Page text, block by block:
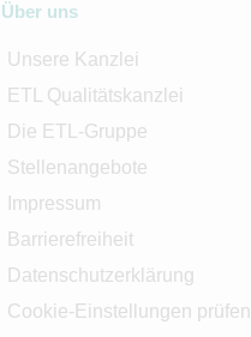
Über uns
Unsere Kanzlei
ETL Qualitätskanzlei
Die ETL-Gruppe
Stellenangebote
Impressum
Barrierefreiheit
Datenschutzerklärung
Cookie-Einstellungen prüfen